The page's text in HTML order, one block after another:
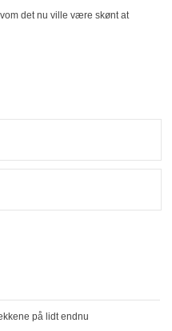
det nu ville være skønt at
på lidt endnu